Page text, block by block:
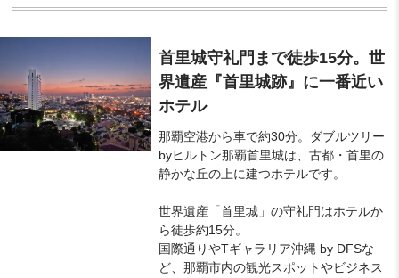
首里城守礼門まで徒歩15分。世
界遺産『首里城跡』に一番近い
ホテル
那覇空港から車で約30分。ダブルツリー
byヒルトン那覇首里城は、古都・首里の
静かな丘の上に建つホテルです。
世界遺産「首里城」の守礼門はホテルか
ら徒歩約15分。
国際通りやTギャラリア沖縄 by DFSな
ど、那覇市内の観光スポットやビジネス